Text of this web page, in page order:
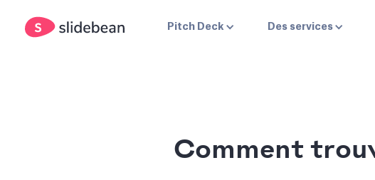
Pitch Deck Des services
Comment